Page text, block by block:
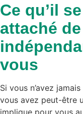
Ce qu’il
attaché
vous
Si vous n’avez
vous avez peut-être
implique pour vous